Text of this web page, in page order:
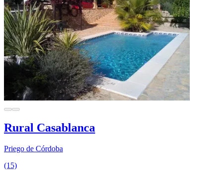
Rural Casablanca
Priego de Córdoba
(15)